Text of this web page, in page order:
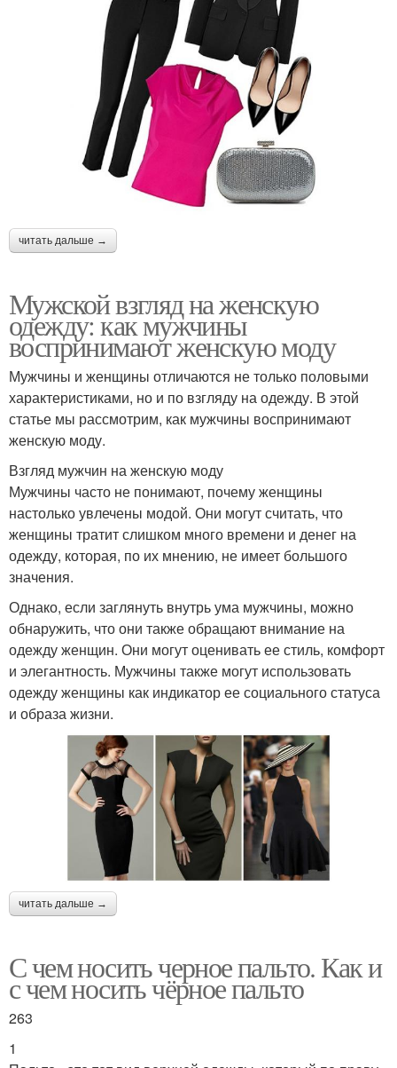
читать дальше →
Мужской взгляд на женскую
одежду: как мужчины
воспринимают женскую моду
Мужчины и женщины отличаются не только половыми
характеристиками, но и по взгляду на одежду. В этой
статье мы рассмотрим, как мужчины воспринимают
женскую моду.
Взгляд мужчин на женскую моду
Мужчины часто не понимают, почему женщины
настолько увлечены модой. Они могут считать, что
женщины тратит слишком много времени и денег на
одежду, которая, по их мнению, не имеет большого
значения.
Однако, если заглянуть внутрь ума мужчины, можно
обнаружить, что они также обращают внимание на
одежду женщин. Они могут оценивать ее стиль, комфорт
и элегантность. Мужчины также могут использовать
одежду женщины как индикатор ее социального статуса
и образа жизни.
читать дальше →
С чем носить черное пальто. Как и
с чем носить чёрное пальто
263
1